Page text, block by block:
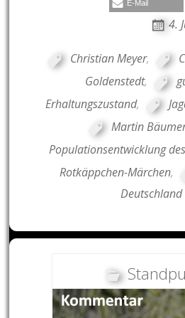
E-Mail
4.
Christian Meyer,
Goldenstedt,
Erhaltungszustand,
Martin
Populationsentwicklung
Rotkäppchen-Märchen,
Deutschland